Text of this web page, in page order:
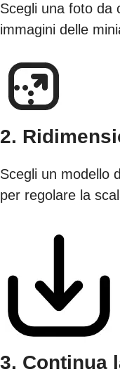
Scegli una foto da
immagini delle
2.
Scegli un modello
per regolare la
3. Continua